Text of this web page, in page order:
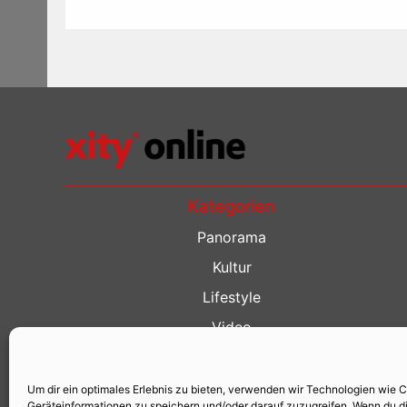
Um dir ein optimales Erlebnis zu bieten, verwenden wir Technologien wie
Kategorien
Panorama
Kultur
Lifestyle
Video
Kino Guide